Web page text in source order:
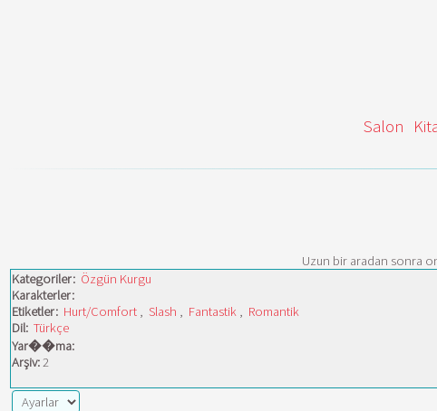
Salon
Uzun bir aradan sonra
Kategoriler: Özgün Kurgu
Karakterler:
Etiketler: Hurt/Comfort , Slash , Fantastik , Romantik
Dil: Türkçe
Yar��ma:
Arşiv:2